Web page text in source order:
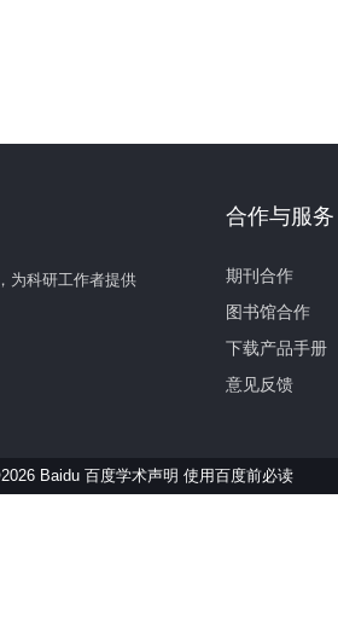
为科研工作者提供
合作与服务
期刊合作
图书馆合作
下载产品手册
意见反馈
Baidu 百度学术声明 使用百度前必读